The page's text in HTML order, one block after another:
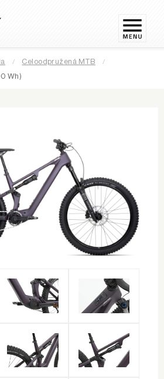
Celoodpružená MTB
Wh)